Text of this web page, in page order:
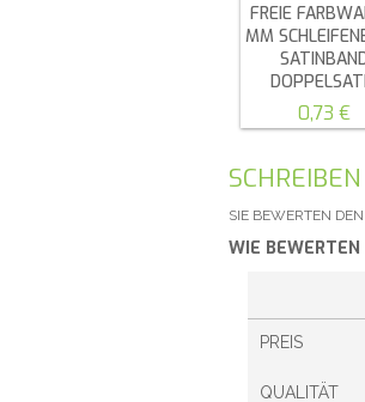
FREIE
MM
0,73 €
SIE BEWERTEN
WIE
PREIS
QUALITÄT